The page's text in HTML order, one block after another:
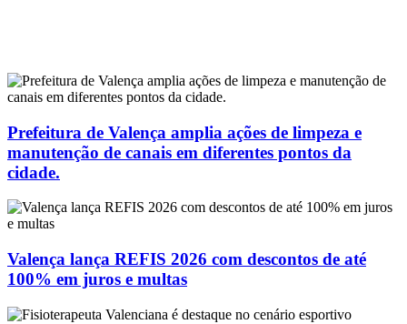
Prefeitura de Valença amplia ações de limpeza e
manutenção de canais em diferentes pontos da
cidade.
Valença lança REFIS 2026 com descontos de até
100% em juros e multas